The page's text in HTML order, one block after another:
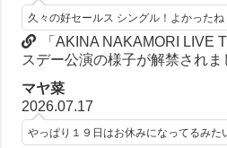
久々の好セールス シングル！よかったね
「AKINA NAKAMORI LIVE
スデー公演の様子が解禁されま
マヤ菜
2026.07.17
やっぱり１９日はお休みになってるみた